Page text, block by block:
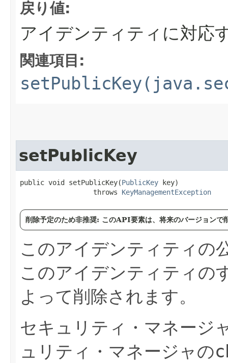
戻り値:
アイデンティティに対応
関連項目:
setPublicKey
public void setPublicKey​(PublicKey key)
                  throws
KeyManagementException
削除予定のため非推奨: このAPI要素は、将来のバージョンで
このアイデンティティの
このアイデンティティの
よって削除されます。
セキュリティ・マネージ
ュリティ・マネージャの